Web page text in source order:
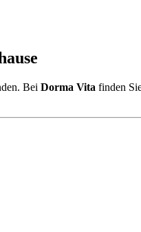
Bei Dorma Vita finden